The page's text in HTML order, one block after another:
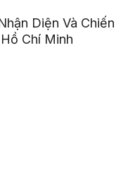
Diện Và Chiến
Chí Minh